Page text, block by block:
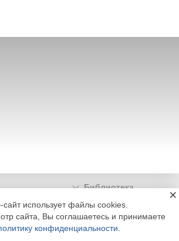
Библиотека
Реклама
сайт использует файлы cookies.
сайта, Вы соглашаетесь и принимаете
конфиденциальности
×